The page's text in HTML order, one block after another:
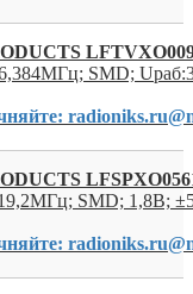
SMD;
SMD; 1,8В;